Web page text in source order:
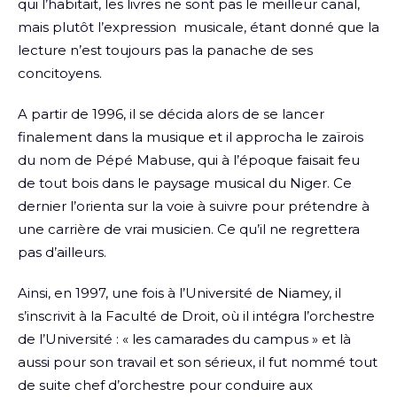
qui l’habitait, les livres ne sont pas le meilleur canal,
mais plutôt l’expression musicale, étant donné que la
lecture n’est toujours pas la panache de ses
concitoyens.
A partir de 1996, il se décida alors de se lancer
finalement dans la musique et il approcha le zaïrois
du nom de Pépé Mabuse, qui à l’époque faisait feu
de tout bois dans le paysage musical du Niger. Ce
dernier l’orienta sur la voie à suivre pour prétendre à
une carrière de vrai musicien. Ce qu’il ne regrettera
pas d’ailleurs.
Ainsi, en 1997, une fois à l’Université de Niamey, il
s’inscrivit à la Faculté de Droit, où il intégra l’orchestre
de l’Université : « les camarades du campus » et là
aussi pour son travail et son sérieux, il fut nommé tout
de suite chef d’orchestre pour conduire aux